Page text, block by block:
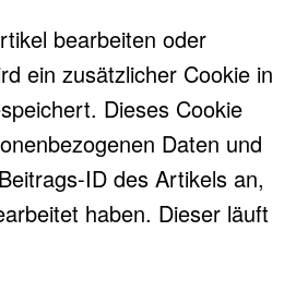
bearbeiten oder
ein zusätzlicher Cookie in
Dieses Cookie
Daten und
ID des Artikels an,
haben. Dieser läuft